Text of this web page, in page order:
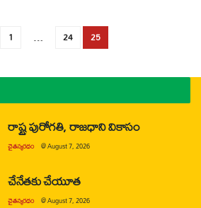
1 … 24 25
రాష్ట్ర పురోగతి, రాజధాని వికాసం
చైతన్యరధం @August 7, 2026
చేనేతకు చేయూత
చైతన్యరధం @August 7, 2026